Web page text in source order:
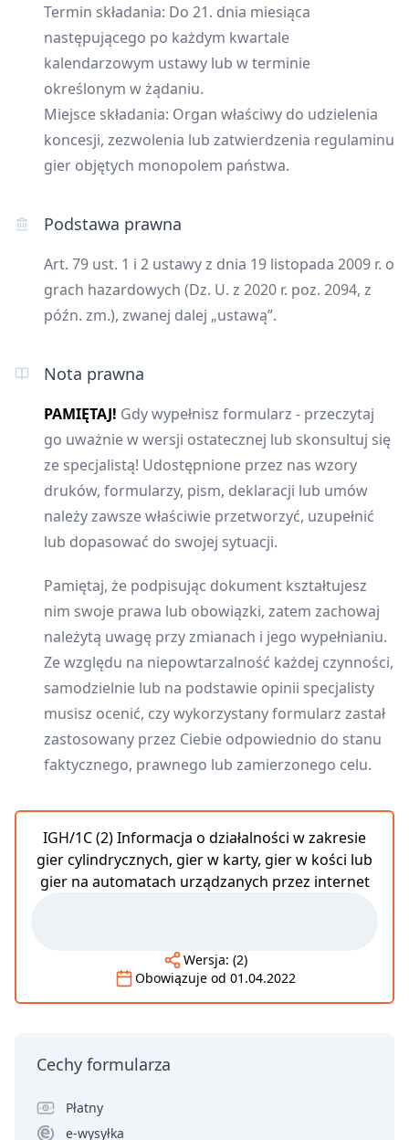
Termin składania: Do 21. dnia miesiąca
następującego po każdym kwartale
kalendarzowym ustawy lub w terminie
określonym w żądaniu.
Miejsce składania: Organ właściwy do udzielenia
koncesji, zezwolenia lub zatwierdzenia regulaminu
gier objętych monopolem państwa.
Podstawa prawna
Art. 79 ust. 1 i 2 ustawy z dnia 19 listopada 2009 r. o
grach hazardowych (Dz. U. z 2020 r. poz. 2094, z
późn. zm.), zwanej dalej „ustawą”.
Nota prawna
PAMIĘTAJ! Gdy wypełnisz formularz - przeczytaj
go uważnie w wersji ostatecznej lub skonsultuj się
ze specjalistą! Udostępnione przez nas wzory
druków, formularzy, pism, deklaracji lub umów
należy zawsze właściwie przetworzyć, uzupełnić
lub dopasować do swojej sytuacji.
Pamiętaj, że podpisując dokument kształtujesz
nim swoje prawa lub obowiązki, zatem zachowaj
należytą uwagę przy zmianach i jego wypełnianiu.
Ze względu na niepowtarzalność każdej czynności,
samodzielnie lub na podstawie opinii specjalisty
musisz ocenić, czy wykorzystany formularz zastał
zastosowany przez Ciebie odpowiednio do stanu
faktycznego, prawnego lub zamierzonego celu.
IGH/1C (2) Informacja o działalności w zakresie
gier cylindrycznych, gier w karty, gier w kości lub
gier na automatach urządzanych przez internet
Wersja: (2)
Obowiązuje od 01.04.2022
Cechy formularza
Płatny
e-wysyłka